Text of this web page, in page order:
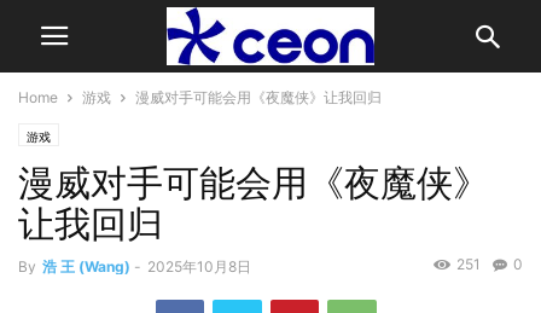
Home 游戏 漫威对手可能会用《夜魔侠》让我回归
游戏
漫威对手可能会用《夜魔侠》
让我回归
By 浩 王 (Wang) - 2025年10月8日 0
251